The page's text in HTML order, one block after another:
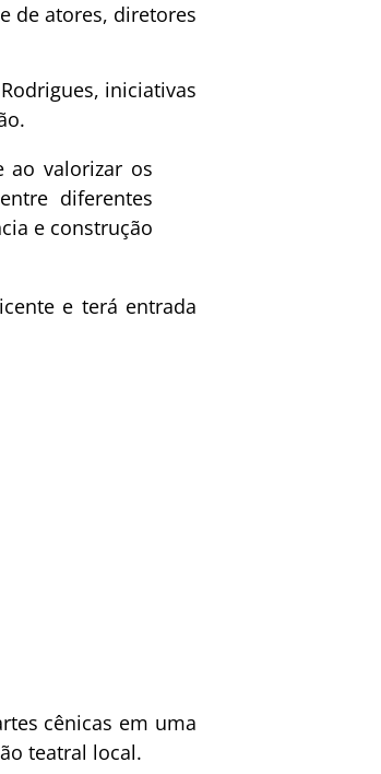
de atores, diretores
iniciativas
ao valorizar os
diferentes
e construção
e terá entrada
cênicas em uma
teatral local.